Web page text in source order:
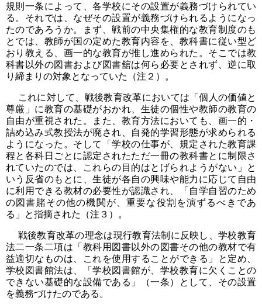
規則一条によって、各学校にその設置が義務づけられてい
る。それでは、なぜその設置が義務づけられるようになっ
たのであろうか。まず、戦前の中央集権的な教育制度のも
とでは、教師が国の定めた教育内容を、教科書に従い型ど
おり教える、画一的な教育が推し進められた。そこでは教
科書以外の図書および図書舘は何ら必要とされず、逆に取
り締まりの対象となっていた（注２）。
これに対して、戦後教育改革においては「個人の価値と
尊厳」に教育の基礎がおかれ、生徒の個性や教師の教育の
自由が重視された。また、教育方法においても、画一的・
詰め込み式教授法が廃され、自発的学習形態が求められる
ようになった。そして「学校の仕事が、規定された教育課
程と各科日ごとに認定されたただ一冊の教科書とに制限さ
れていたのでは、これらの目的はとげられようがない」と
いう反省のもとに、生徒が各自の興味や能力に応じて自由
に利用できる教材の必要性が認識され、「自学自習のため
の図書賭その他の機関が、重要な役割を演ずるべきであ
る」と指摘された（注３）。
戦後教育改革の理念は現行教育法制に反映し、学校教育
法二一条二項は「教科用図書以外の図書その他の教材で有
益適切なものは、これを使用することができる」と定め、
学校図書館法は、「学校図書館が、学校教育に欠くことの
できない基礎的な設備である」（一条）として、その設置
を義務づけたのである。